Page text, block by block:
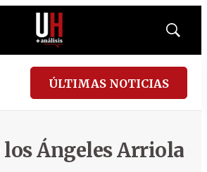
Mostrar
ÚLTIMAS NOTICIAS
Ángeles Arriola